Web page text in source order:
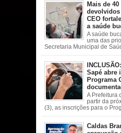
Mais de
CEO
a saúde
A saúde
uma das
Secretaria Municipal de
Sapé abre
Programa
A Prefeitura
partir da
(3), as inscrições para o
Caldas